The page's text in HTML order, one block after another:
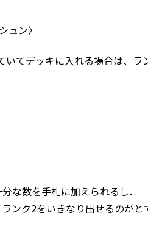
ュン〉
いてデッキに入れる場合は、ラ
な数を手札に加えられるし、
ランク2をいきなり出せるのが